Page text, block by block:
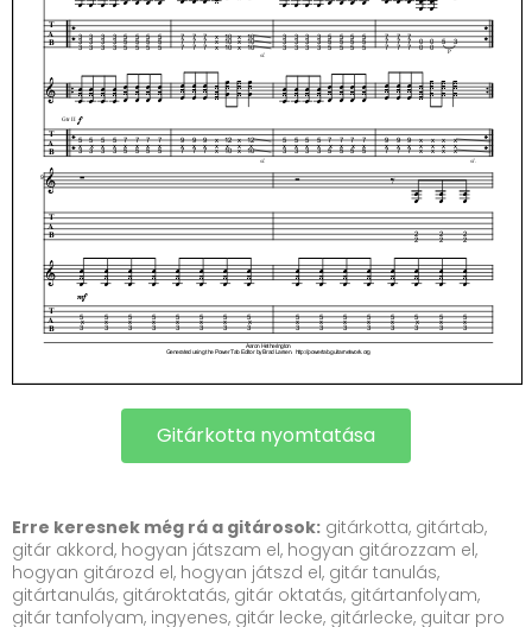
Gitárkotta nyomtatása
Erre keresnek még rá a gitárosok: gitárkotta, gitártab,
gitár akkord, hogyan játszam el, hogyan gitározzam el,
hogyan gitározd el, hogyan játszd el, gitár tanulás,
gitártanulás, gitároktatás, gitár oktatás, gitártanfolyam,
gitár tanfolyam, ingyenes, gitár lecke, gitárlecke, guitar pro